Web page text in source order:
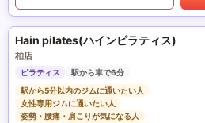
Hain pilates(ハインピラティス)
柏店
ピラティス
駅から車で6分
駅から5分以内のジムに通いたい人
女性専用ジムに通いたい人
姿勢・腰痛・肩こりが気になる人